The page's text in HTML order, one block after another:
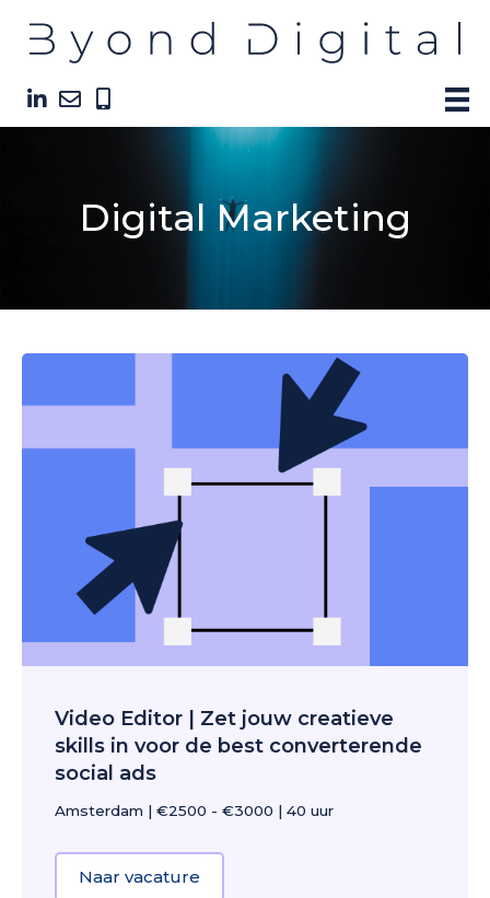
Digital Marketing
Video Editor | Zet jouw creatieve
skills in voor de best converterende
social ads
Amsterdam | €2500 - €3000 | 40 uur
Naar vacature